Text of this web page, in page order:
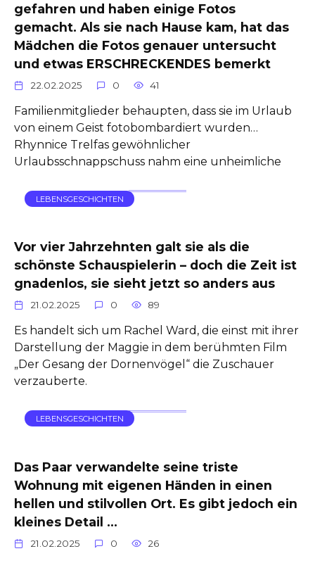
gefahren und haben einige Fotos
gemacht. Als sie nach Hause kam, hat das
Mädchen die Fotos genauer untersucht
und etwas ERSCHRECKENDES bemerkt
22.02.2025 0 41
Familienmitglieder behaupten, dass sie im Urlaub
von einem Geist fotobombardiert wurden…
Rhynnice Trelfas gewöhnlicher
Urlaubsschnappschuss nahm eine unheimliche
LEBENSGESCHICHTEN
Vor vier Jahrzehnten galt sie als die
schönste Schauspielerin – doch die Zeit ist
gnadenlos, sie sieht jetzt so anders aus
21.02.2025 0 89
Es handelt sich um Rachel Ward, die einst mit ihrer
Darstellung der Maggie in dem berühmten Film
„Der Gesang der Dornenvögel“ die Zuschauer
verzauberte.
LEBENSGESCHICHTEN
Das Paar verwandelte seine triste
Wohnung mit eigenen Händen in einen
hellen und stilvollen Ort. Es gibt jedoch ein
kleines Detail …
21.02.2025 0 26